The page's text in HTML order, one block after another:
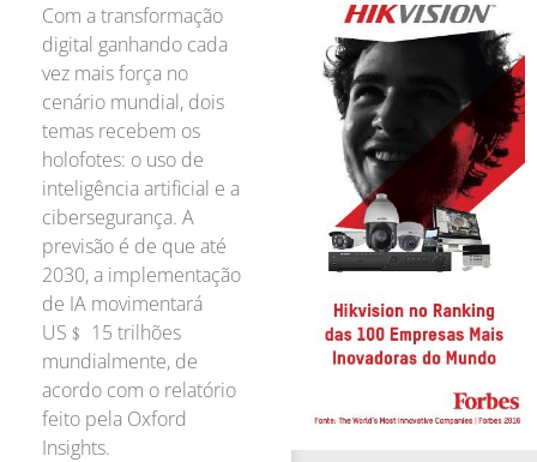
Com a transformação
digital ganhando cada
vez mais força no
cenário mundial, dois
temas recebem os
holofotes: o uso de
inteligência artificial e a
cibersegurança. A
previsão é de que até
2030, a implementação
de IA movimentará
US﹩ 15 trilhões
mundialmente, de
acordo com o relatório
feito pela Oxford
Insights.